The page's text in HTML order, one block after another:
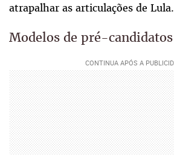
atrapalhar as articulações de Lula.
Modelos de pré-candidatos